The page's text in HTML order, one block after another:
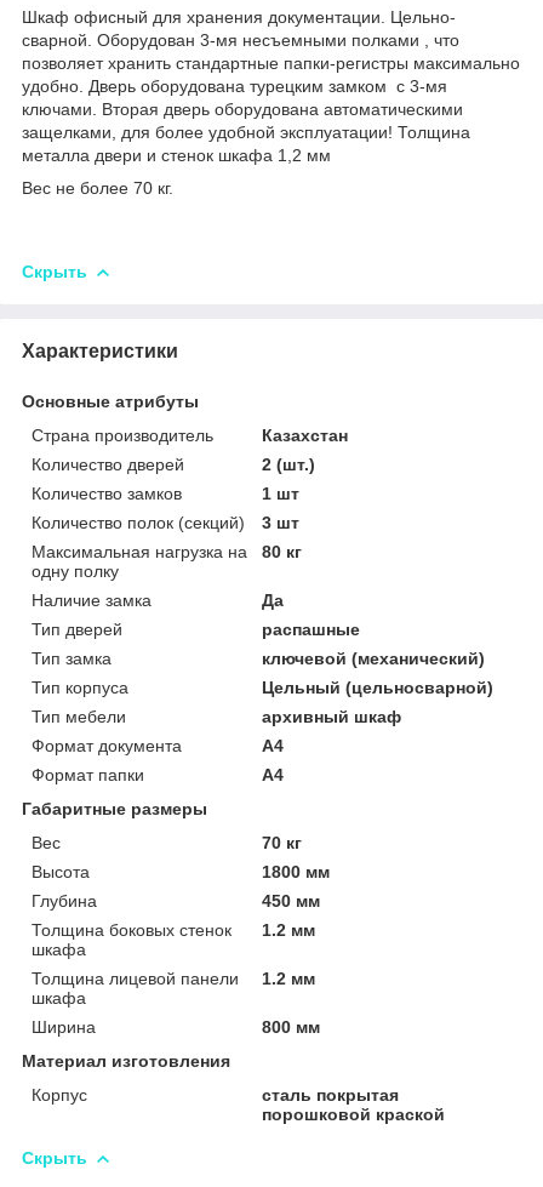
Шкаф офисный для хранения документации. Цельно-
сварной. Оборудован 3-мя несъемными полками , что
позволяет хранить стандартные папки-регистры максимально
удобно. Дверь оборудована турецким замком с 3-мя
ключами. Вторая дверь оборудована автоматическими
защелками, для более удобной эксплуатации! Толщина
металла двери и стенок шкафа 1,2 мм
Вес не более 70 кг.
Скрыть
Характеристики
Основные атрибуты
Страна производитель
Казахстан
Количество дверей
2 (шт.)
Количество замков
1 шт
Количество полок (секций)
3 шт
Максимальная нагрузка на
одну полку
80 кг
Наличие замка
Да
Тип дверей
распашные
Тип замка
ключевой (механический)
Тип корпуса
Цельный (цельносварной)
Тип мебели
архивный шкаф
Формат документа
А4
Формат папки
А4
Габаритные размеры
Вес
70 кг
Высота
1800 мм
Глубина
450 мм
Толщина боковых стенок
шкафа
1.2 мм
Толщина лицевой панели
шкафа
1.2 мм
Ширина
800 мм
Материал изготовления
Корпус
сталь покрытая
порошковой краской
Скрыть